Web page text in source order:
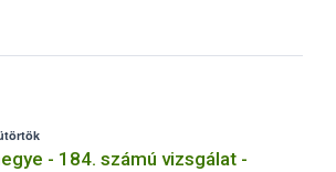
- 184. számú vizsgálat -